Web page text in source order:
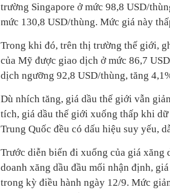
trường Singapore ở mức 98,8 USD/
mức 130,8 USD/thùng. Mức giá này
Trong khi đó, trên thị trường thế giới,
của Mỹ được giao dịch ở mức 86,7
dịch ngưỡng 92,8 USD/thùng, tăng
Dù nhích tăng, giá dầu thế giới vẫn
tích, giá dầu thế giới xuống thấp khi
Trung Quốc đều có dấu hiệu suy yếu,
Trước diễn biến đi xuống của giá xăng
doanh xăng dầu đầu mối nhận định,
trong kỳ điều hành ngày 12/9. Mức